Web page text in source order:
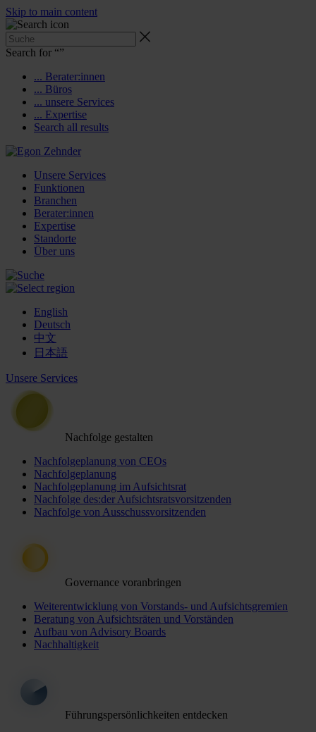
Skip to main content
Search for “”
... Berater:innen
... Büros
... unsere Services
... Expertise
Search all results
Unsere Services
Funktionen
Branchen
Berater:innen
Expertise
Standorte
Über uns
English
Deutsch
中文
日本語
Unsere Services
Nachfolge gestalten
Nachfolgeplanung von CEOs
Nachfolgeplanung
Nachfolgeplanung im Aufsichtsrat
Nachfolge des:der Aufsichtsratsvorsitzenden
Nachfolge von Ausschussvorsitzenden
Governance voranbringen
Weiterentwicklung von Vorstands- und Aufsichtsgremien
Beratung von Aufsichtsräten und Vorständen
Aufbau von Advisory Boards
Nachhaltigkeit
Führungspersönlichkeiten entdecken